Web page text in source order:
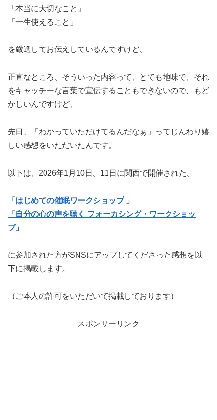
「本当に大切なこと」
「一生使えること」
を厳選してお伝えしているんですけど、
正直なところ、そういった内容って、とても地味で、それ
をキャッチーな言葉で宣伝することもできないので、もど
かしいんですけど、
先日、「わかっていただけてるんだなぁ」ってじんわり嬉
しい感想をいただいたんです。
以下は、2026年1月10日、11日に関西で開催された、
「はじめての催眠ワークショップ 」
「自分の心の声を聴く フォーカシング・ワークショッ
プ」
に参加された方がSNSにアップしてくださった感想を以
下に掲載します。
（ご本人の許可をいただいて掲載しております）
スポンサーリンク